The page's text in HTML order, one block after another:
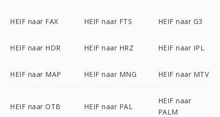
HEIF naar FAX HEIF naar FTS HEIF naar G3
HEIF naar HDR HEIF naar HRZ HEIF naar IPL
HEIF naar MAP HEIF naar MNG HEIF naar MTV
HEIF naar OTB HEIF naar PAL
HEIF naar
PALM